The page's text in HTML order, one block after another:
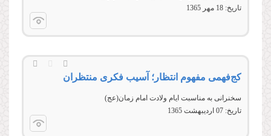
تاریخ: 18 مهر 1365
کج‌فهمی مفهوم انتظار؛ آسیب فکری منتظران
سخنرانی به مناسبت ایام ولادت امام زمان(عج)
تاریخ: 07 ارديبهشت 1365